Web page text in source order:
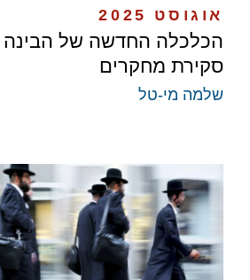
אוגוסט 2025
הכלכלה החדשה של הבינה
סקירת מחקרים
שלמה מי-טל